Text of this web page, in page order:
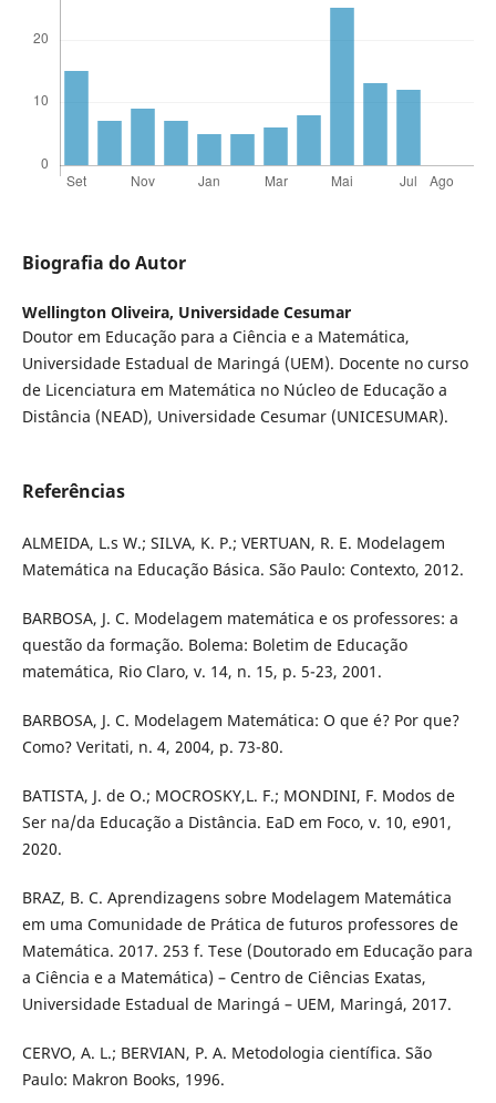
Biografia do Autor
Wellington Oliveira, Universidade Cesumar
Doutor em Educação para a Ciência e a Matemática,
Universidade Estadual de Maringá (UEM). Docente no curso
de Licenciatura em Matemática no Núcleo de Educação a
Distância (NEAD), Universidade Cesumar (UNICESUMAR).
Referências
ALMEIDA, L.s W.; SILVA, K. P.; VERTUAN, R. E. Modelagem
Matemática na Educação Básica. São Paulo: Contexto, 2012.
BARBOSA, J. C. Modelagem matemática e os professores: a
questão da formação. Bolema: Boletim de Educação
matemática, Rio Claro, v. 14, n. 15, p. 5-23, 2001.
BARBOSA, J. C. Modelagem Matemática: O que é? Por que?
Como? Veritati, n. 4, 2004, p. 73-80.
BATISTA, J. de O.; MOCROSKY,L. F.; MONDINI, F. Modos de
Ser na/da Educação a Distância. EaD em Foco, v. 10, e901,
2020.
BRAZ, B. C. Aprendizagens sobre Modelagem Matemática
em uma Comunidade de Prática de futuros professores de
Matemática. 2017. 253 f. Tese (Doutorado em Educação para
a Ciência e a Matemática) – Centro de Ciências Exatas,
Universidade Estadual de Maringá – UEM, Maringá, 2017.
CERVO, A. L.; BERVIAN, P. A. Metodologia cientí­fica. São
Paulo: Makron Books, 1996.